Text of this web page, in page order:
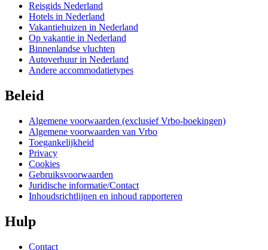
Reisgids Nederland
Hotels in Nederland
Vakantiehuizen in Nederland
Op vakantie in Nederland
Binnenlandse vluchten
Autoverhuur in Nederland
Andere accommodatietypes
Beleid
Algemene voorwaarden (exclusief Vrbo-boekingen)
Algemene voorwaarden van Vrbo
Toegankelijkheid
Privacy
Cookies
Gebruiksvoorwaarden
Juridische informatie/Contact
Inhoudsrichtlijnen en inhoud rapporteren
Hulp
Contact